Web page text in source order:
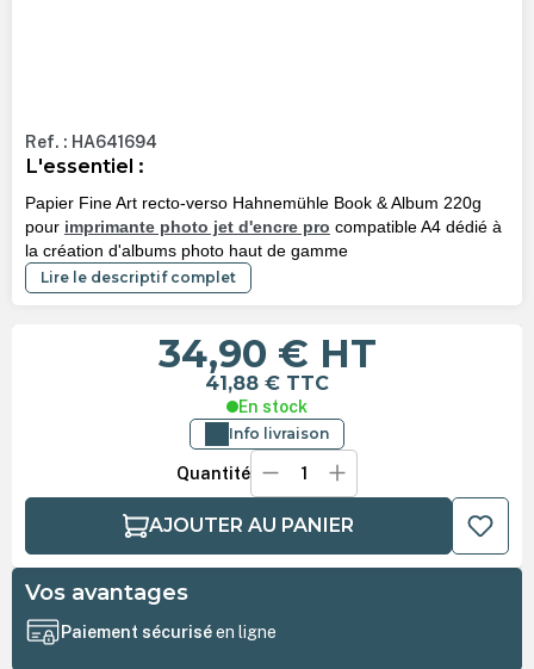
Ref. : HA641694
L'essentiel :
Papier Fine Art recto-verso Hahnemühle Book & Album 220g
pour imprimante photo jet d'encre pro compatible A4 dédié à
la création d'albums photo haut de gamme
Lire le descriptif complet
34,90 € HT
41,88 € TTC
En stock
Info livraison
Quantité
AJOUTER AU PANIER
Vos avantages
Paiement sécuriséen ligne